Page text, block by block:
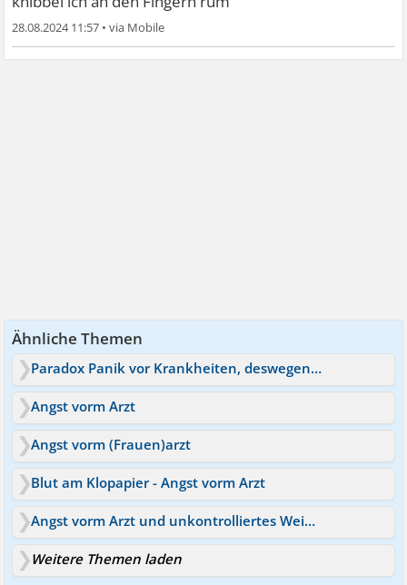
28.08.2024 11:57 •
Ähnliche Themen
Paradox Panik vor Krankheiten, deswegen Angst vorm Arzt
Angst vorm Arzt
Angst vorm (Frauen)arzt
Blut am Klopapier - Angst vorm Arzt
Angst vorm Arzt und unkontrolliertes Weinen.
Weitere Themen laden